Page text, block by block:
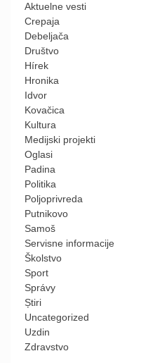
Aktuelne vesti
Crepaja
Debeljača
Društvo
Hírek
Hronika
Idvor
Kovačica
Kultura
Medijski projekti
Oglasi
Padina
Politika
Poljoprivreda
Putnikovo
Samoš
Servisne informacije
Školstvo
Sport
Správy
Știri
Uncategorized
Uzdin
Zdravstvo